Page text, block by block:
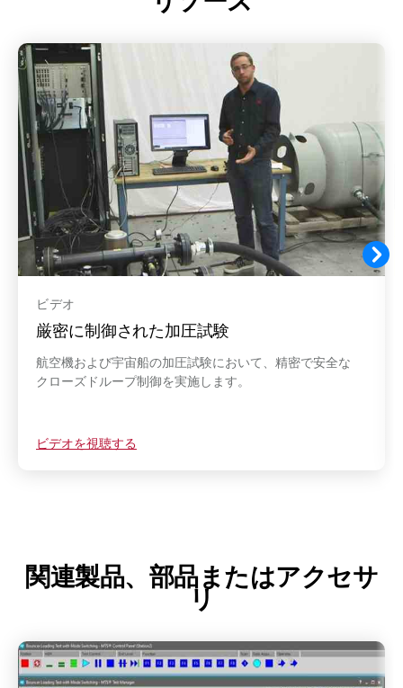
ビデオ
厳密に制御された加圧試験
航空機および宇宙船の加圧試験において、精密で安全な
クローズドループ制御を実施します。
ビデオを視聴する
関連製品、部品またはアクセサ
リ